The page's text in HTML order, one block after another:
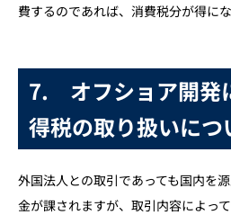
費するのであれば、消費税分が得にな
7. オフショア開発
得税の取り扱いにつ
外国法人との取引であっても国内を
金が課されますが、取引内容によっ